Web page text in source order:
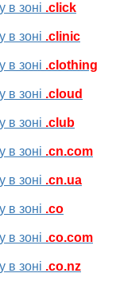
в зоні .click
в зоні .clinic
в зоні .clothing
в зоні .cloud
в зоні .club
в зоні .cn.com
в зоні .cn.ua
в зоні .co
в зоні .co.com
в зоні .co.nz